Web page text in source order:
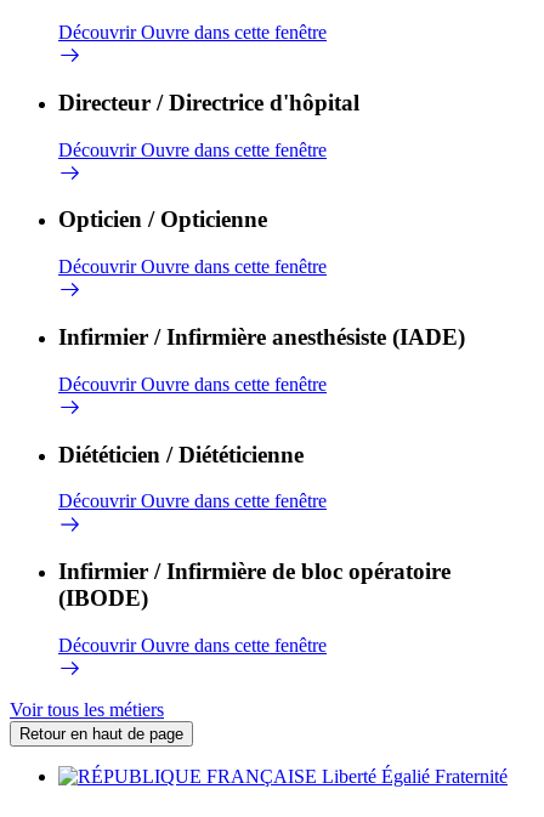
DécouvrirOuvre dans cette fenêtre
Directeur / Directrice d'hôpital
DécouvrirOuvre dans cette fenêtre
Opticien / Opticienne
DécouvrirOuvre dans cette fenêtre
Infirmier / Infirmière anesthésiste (IADE)
DécouvrirOuvre dans cette fenêtre
Diététicien / Diététicienne
DécouvrirOuvre dans cette fenêtre
Infirmier / Infirmière de bloc opératoire
(IBODE)
DécouvrirOuvre dans cette fenêtre
Voir tous les métiers
Retour en haut de page